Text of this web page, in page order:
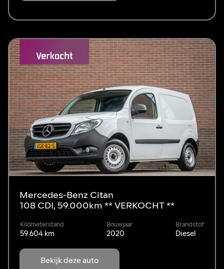
Mercedes-Benz Citan
108 CDI, 59.000km ** VERKOCHT **
Kilometerstand
59.604 km
Bouwjaar
2020
Brandstof
Diesel
Bekijk deze auto